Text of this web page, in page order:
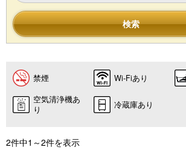
検索
禁煙 Wi-Fiあり
空気清浄機あ
り
冷蔵庫あり
2件中1～2件を表示